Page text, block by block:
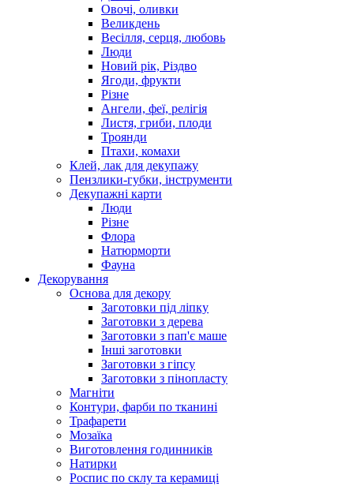
Овочі, оливки
Великдень
Весілля, серця, любовь
Люди
Новий рік, Різдво
Ягоди, фрукти
Різне
Ангели, феї, релігія
Листя, гриби, плоди
Троянди
Птахи, комахи
Клей, лак для декупажу
Пензлики-губки, інструменти
Декупажні карти
Люди
Різне
Флора
Натюрморти
Фауна
Декорування
Основа для декору
Заготовки під ліпку
Заготовки з дерева
Заготовки з пап'є маше
Інші заготовки
Заготовки з гіпсу
Заготовки з пінопласту
Магніти
Контури, фарби по тканині
Трафарети
Мозаїка
Виготовлення годинників
Натирки
Роспис по склу та керамиці